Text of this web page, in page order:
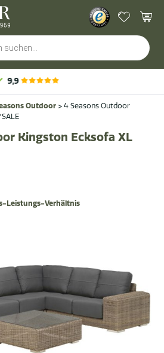
Outdoor > 4 Seasons Outdoor
Kingston Ecksofa XL
Leistungs-Verhältnis